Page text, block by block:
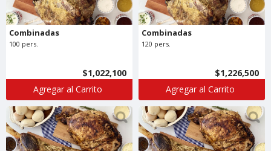
Combinadas
100 pers.
$1,022,100
Agregar al Carrito
Combinadas
120 pers.
$1,226,500
Agregar al Carrito